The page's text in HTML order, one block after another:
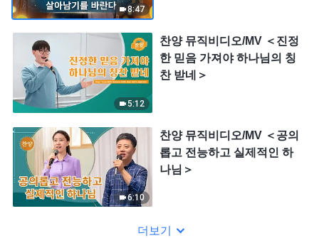
8:47
5:12
찬양 뮤직비디오/MV ＜진정
한 믿음 가져야 하나님의 칭
찬 받네＞
6:10
찬양 뮤직비디오/MV ＜공의
롭고 전능하고 실제적인 하
나님＞
더보기